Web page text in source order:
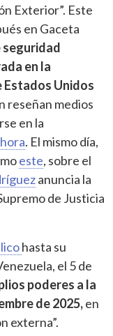
Exterior”. Este
en Gaceta
seguridad
en la
Estados Unidos
reseñan medios
en la
. El mismo día,
este, sobre el
anuncia la
de Justicia
hasta su
el 5 de
poderes a la
de 2025,en
externa”.